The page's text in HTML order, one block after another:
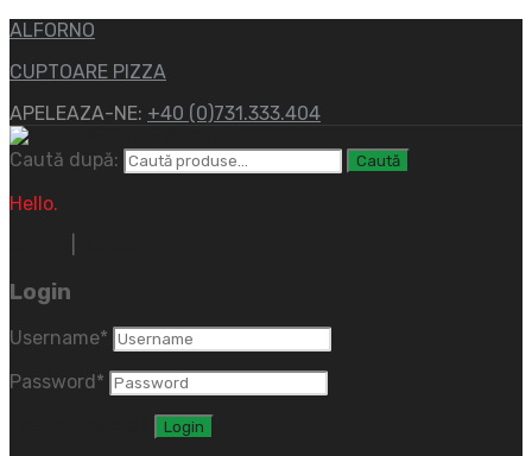
ALFORNO
CUPTOARE PIZZA
APELEAZA-NE: +40 (0)731.333.404
Caută după: Caută
Hello.
Login
Username*
Password *